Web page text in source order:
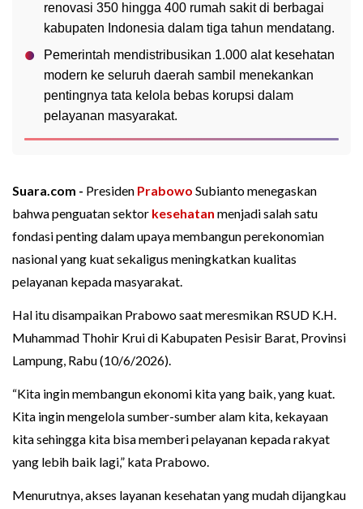
renovasi 350 hingga 400 rumah sakit di berbagai
kabupaten Indonesia dalam tiga tahun mendatang.
Pemerintah mendistribusikan 1.000 alat kesehatan
modern ke seluruh daerah sambil menekankan
pentingnya tata kelola bebas korupsi dalam
pelayanan masyarakat.
Suara.com - Presiden Prabowo Subianto menegaskan
bahwa penguatan sektor kesehatan menjadi salah satu
fondasi penting dalam upaya membangun perekonomian
nasional yang kuat sekaligus meningkatkan kualitas
pelayanan kepada masyarakat.
Hal itu disampaikan Prabowo saat meresmikan RSUD K.H.
Muhammad Thohir Krui di Kabupaten Pesisir Barat, Provinsi
Lampung, Rabu (10/6/2026).
“Kita ingin membangun ekonomi kita yang baik, yang kuat.
Kita ingin mengelola sumber-sumber alam kita, kekayaan
kita sehingga kita bisa memberi pelayanan kepada rakyat
yang lebih baik lagi,” kata Prabowo.
Menurutnya, akses layanan kesehatan yang mudah dijangkau